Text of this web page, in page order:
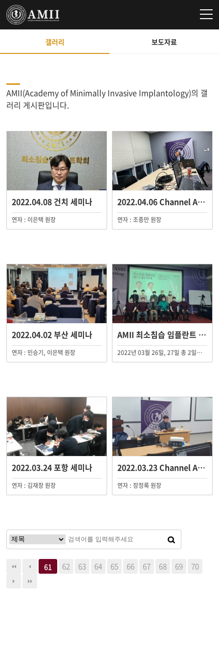
갤러리 보도자료
AMII(Academy of Minimally Invasive Implantology)의 갤
러리 게시판입니다.
2022.04.08 건치 세미나
연자 : 이은택 원장
2022.04.06 Channel AMII Live S…
연자 : 조종만 원장
2022.04.02 부산 세미나
연자 : 민승기, 이은택 원장
AMII 최소침습 임플란트 제61기 연수 수료
2022년 03월 26일, 27일 총 2일에 걸쳐 AMII 최소침습 임플란트 제61기 연수회가 AMII 대전 임상교육원 외 지역임상교육원에서 진행되었습니다.
2022.03.24 포항 세미나
연자 : 김재창 원장
2022.03.23 Channel AMII Live S…
연자 : 장정록 원장
61 62 63 64 65 66 67 68 69 70